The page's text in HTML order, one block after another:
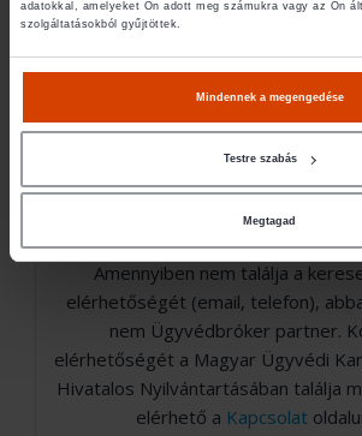
adatokkal, amelyeket Ön adott meg számukra vagy az Ön
szolgáltatásokból gyűjtöttek.
Mindennek a megengedése
Testre szabás
Megtagad
Jogi területek
Amennyiben nem találja a
elérhetőségét (email, telefon),
nem Ügyvédbróker partner.
elérhetőségét a Magyar Ügyvédi
Hivatalos Nyilvántartásában találja
elérhető a Kapcsolat